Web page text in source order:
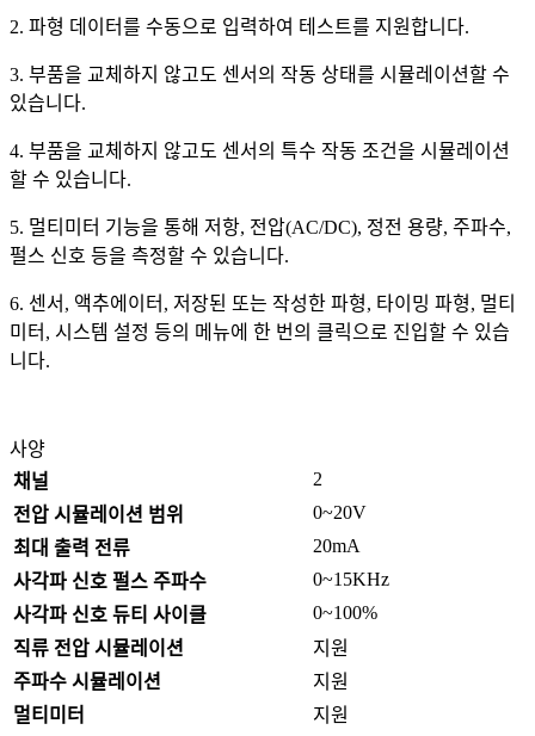
2. 파형 데이터를 수동으로 입력하여 테스트를 지원합니다.
3. 부품을 교체하지 않고도 센서의 작동 상태를 시뮬레이션할 수
있습니다.
4. 부품을 교체하지 않고도 센서의 특수 작동 조건을 시뮬레이션
할 수 있습니다.
5. 멀티미터 기능을 통해 저항, 전압(AC/DC), 정전 용량, 주파수,
펄스 신호 등을 측정할 수 있습니다.
6. 센서, 액추에이터, 저장된 또는 작성한 파형, 타이밍 파형, 멀티
미터, 시스템 설정 등의 메뉴에 한 번의 클릭으로 진입할 수 있습
니다.
사양
채널
2
전압 시뮬레이션 범위
0~20V
최대 출력 전류
20mA
사각파 신호 펄스 주파수
0~15KHz
사각파 신호 듀티 사이클
0~100%
직류 전압 시뮬레이션
지원
주파수 시뮬레이션
지원
멀티미터
지원